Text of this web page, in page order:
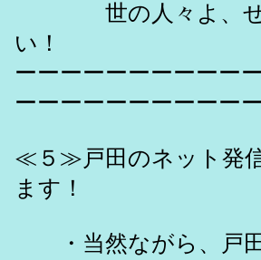
世の人々よ、ぜひ
い！
ーーーーーーーーーー
ーーーーーーーーーー
≪５≫戸田のネット発
ます！
・当然ながら、戸田